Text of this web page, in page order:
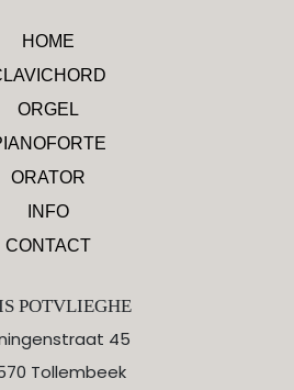
HOME
ORGEL
ORATOR
INFO
CONTACT
POTVLIEGHE
45
Tollembeek